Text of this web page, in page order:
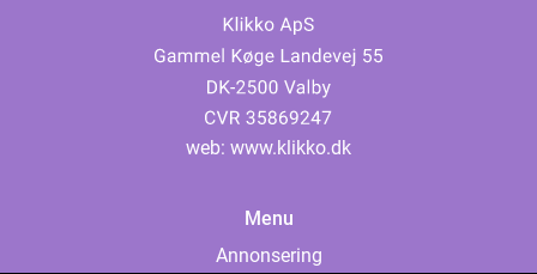
web: www.klikko.dk
Menu
Annonsering